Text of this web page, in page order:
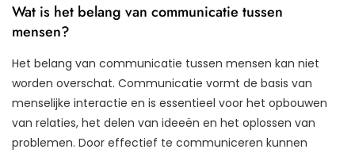
Wat is het belang van communicatie tussen
mensen?
Het belang van communicatie tussen mensen kan niet
worden overschat. Communicatie vormt de basis van
menselijke interactie en is essentieel voor het opbouwen
van relaties, het delen van ideeën en het oplossen van
problemen. Door effectief te communiceren kunnen